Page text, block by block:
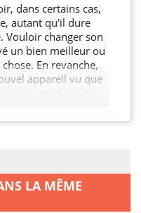
dans certains cas,
autant qu'il dure
Vouloir changer son
un bien meilleur ou
En revanche,
appareil vu que
en plus votre
ce petit incident
de protéger
15 Plus (6.7), vous
! De quoi
LA MÊME